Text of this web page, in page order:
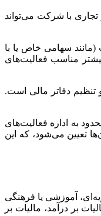
با شرکت می‌تواند
سهامی خاص یا با
مناسب فعالیت‌های
دفاتر مالی است.
به اداره فعالیت‌های
تعیین می‌شود، که این
آموزشی یا فرهنگی
بر درآمد، مالیات بر